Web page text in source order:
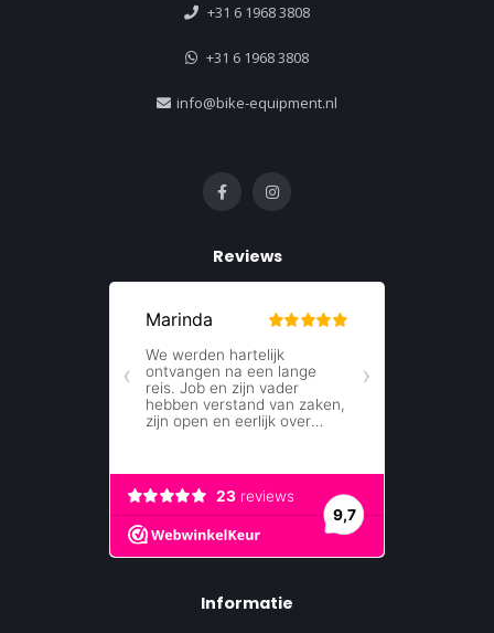
+31 6 1968 3808
+31 6 1968 3808
info@bike-equipment.nl
Reviews
Informatie